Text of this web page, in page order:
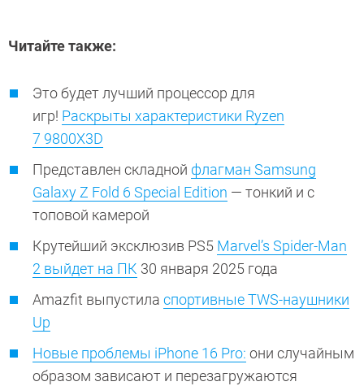
Читайте также:
Это будет лучший процессор для
игр! Раскрыты характеристики Ryzen
7 9800X3D
Представлен складной флагман Samsung
Galaxy Z Fold 6 Special Edition — тонкий и с
топовой камерой
Крутейший эксклюзив PS5 Marvel’s Spider-Man
2 выйдет на ПК 30 января 2025 года
Amazfit выпустила спортивные TWS-наушники
Up
Новые проблемы iPhone 16 Pro: они случайным
образом зависают и перезагружаются